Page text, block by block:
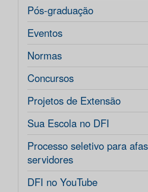
Pós-graduação
Eventos
Normas
Concursos
Projetos de Extensão
Sua Escola no DFI
Processo seletivo para
servidores
DFI no YouTube